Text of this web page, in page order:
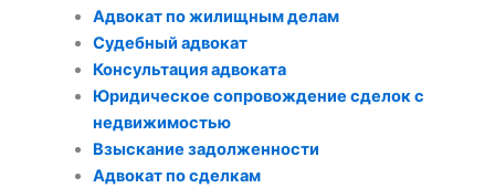
Адвокат по жилищным делам
Судебный адвокат
Консультация адвоката
Юридическое сопровождение сделок с
недвижимостью
Взыскание задолженности
Адвокат по сделкам